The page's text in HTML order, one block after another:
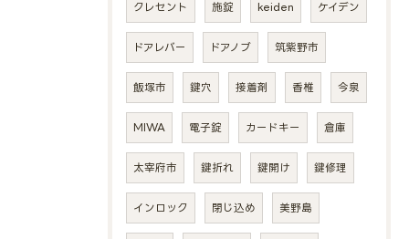
クレセント 施錠 keiden ケイデン
ドアレバー ドアノブ 筑紫野市
飯塚市 鍵穴 接着剤 香椎 今泉
MIWA 電子錠 カードキー 倉庫
太宰府市 鍵折れ 鍵開け 鍵修理
インロック 閉じ込め 美野島